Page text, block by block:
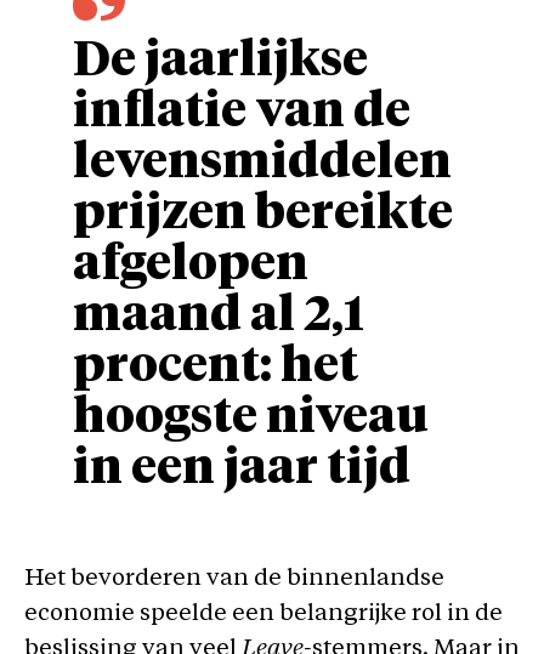
De jaarlijkse
inflatie van de
levensmiddelen
prijzen bereikte
afgelopen
maand al 2,1
procent: het
hoogste niveau
in een jaar tijd
Het bevorderen van de binnenlandse
economie speelde een belangrijke rol in de
beslissing van veelLeave-stemmers. Maar in